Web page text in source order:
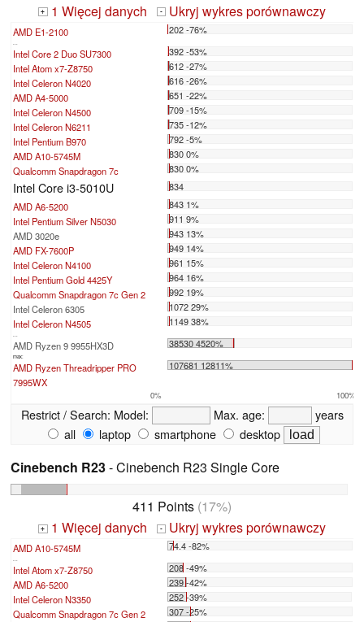
+ 1 Więcej danych - Ukryj wykres porównawczy
AMD E1-2100 202 -76%
Intel Core 2 Duo SU7300
392 -53%
Intel Atom x7-Z8750
612 -27%
Intel Celeron N4020
616 -26%
AMD A4-5000
651 -22%
Intel Celeron N4500
709 -15%
Intel Celeron N6211
735 -12%
Intel Pentium B970
792 -5%
AMD A10-5745M
830 0%
Qualcomm Snapdragon 7c
830 0%
Intel Core i3-5010U
834
AMD A6-5200
843 1%
Intel Pentium Silver N5030
911 9%
AMD 3020e
943 13%
AMD FX-7600P
949 14%
Intel Celeron N4100
961 15%
Intel Pentium Gold 4425Y
964 16%
Qualcomm Snapdragon 7c Gen 2
992 19%
Intel Celeron 6305
1072 29%
Intel Celeron N4505
1149 38%
AMD Ryzen 9 9955HX3D 38530 4520%
max:
AMD Ryzen Threadripper PRO
7995WX
107681 12811%
0% 100%
Restrict / Search: Model: Max. age:
years
all
laptop smartphone desktop
Cinebench R23- Cinebench R23 Single Core
411 Points (17%)
+ 1 Więcej danych - Ukryj wykres porównawczy
AMD A10-5745M 74.4 -82%
...
Intel Atom x7-Z8750
208 -49%
AMD A6-5200
239 -42%
Intel Celeron N3350
252 -39%
Qualcomm Snapdragon 7c Gen 2
307 -25%